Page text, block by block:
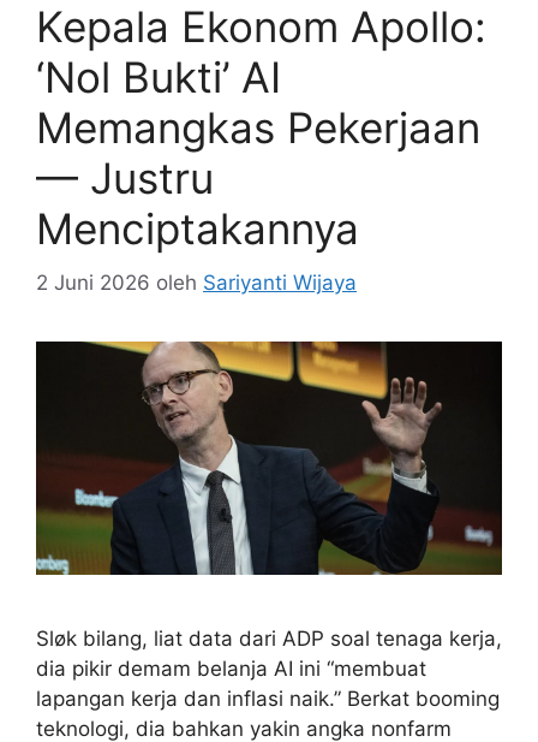
Kepala Ekonom Apollo:
‘Nol Bukti’ AI
Memangkas Pekerjaan
— Justru
Menciptakannya
2 Juni 2026 oleh Sariyanti Wijaya
Sløk bilang, liat data dari ADP soal tenaga kerja,
dia pikir demam belanja AI ini “membuat
lapangan kerja dan inflasi naik.” Berkat booming
teknologi, dia bahkan yakin angka nonfarm